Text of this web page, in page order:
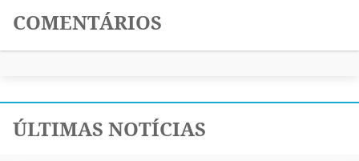
COMENTÁRIOS
ÚLTIMAS NOTÍCIAS